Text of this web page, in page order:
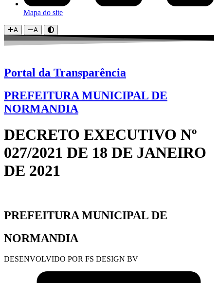
Mapa do site
A A
Portal da Transparência
PREFEITURA MUNICIPAL DE
NORMANDIA
DECRETO EXECUTIVO Nº
027/2021 DE 18 DE JANEIRO
DE 2021
PREFEITURA MUNICIPAL DE
NORMANDIA
DESENVOLVIDO POR FS DESIGN BV